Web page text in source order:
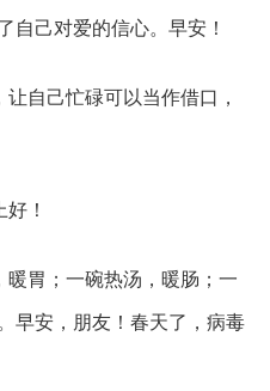
自己对爱的信心。早安！
自己忙碌可以当作借口，
！
胃；一碗热汤，暖肠；一
早安，朋友！春天了，病毒